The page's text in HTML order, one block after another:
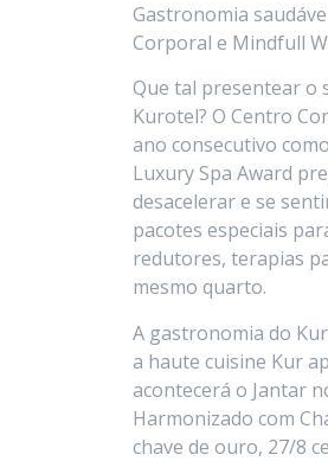
Gastronomia
Corporal e Mindfull
Que tal presentear o
Kurotel? O Centro
ano consecutivo
Luxury Spa Award
desacelerar e se
pacotes especiais
redutores, terapias
mesmo quarto.
A gastronomia do
a haute cuisine Kur
acontecerá o Jantar
Harmonizado com
chave de ouro, 27/8